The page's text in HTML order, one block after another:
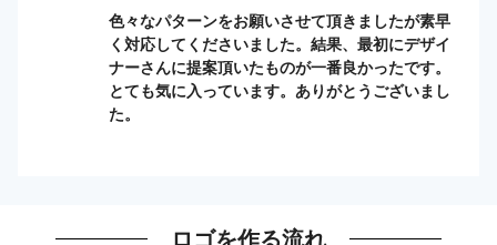
色々なパターンをお願いさせて頂きましたが素早
く対応してくださいました。結果、最初にデザイ
ナーさんに提案頂いたものが一番良かったです。
とても気に入っています。ありがとうございまし
た。
ロゴを作る流れ